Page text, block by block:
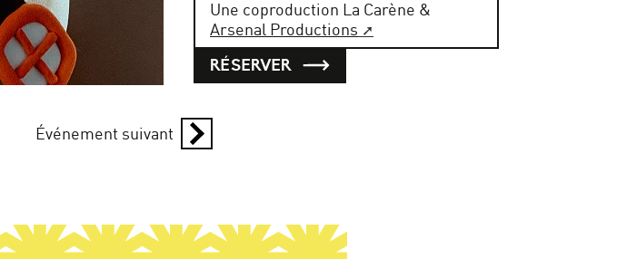
Une coproduction La Carène &
Arsenal Productions
RÉSERVER
Événement suivant